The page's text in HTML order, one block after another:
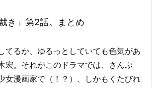
き」第2話。まとめ
てるか、ゆるっとしていても色気があ
宏。それがこのドラマでは、さんぷ
女漫画家で（！？）、しかもくたびれ